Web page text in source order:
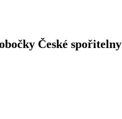
České spořitelny